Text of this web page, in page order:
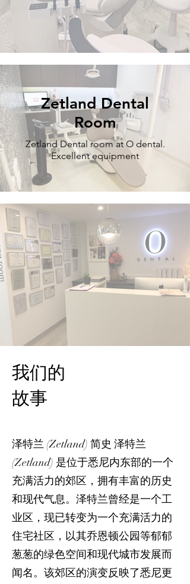
Zetland Dental
Room
Zetland Dental room at O dental.
Excellent equipment
我们的
故事
泽特兰 (Zetland) 简史 泽特兰
(Zetland) 是位于悉尼内东部的一个
充满活力的郊区，拥有丰富的历史
和现代气息。泽特兰曾经是一个工
业区，现已转变为一个充满活力的
住宅社区，以其乔恩顿公园等郁郁
葱葱的绿色空间和现代城市发展而
闻名。该郊区的演变反映了悉尼更